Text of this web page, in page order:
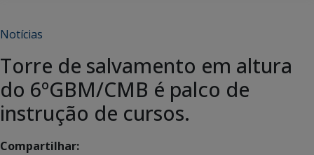
Notícias
Torre de salvamento em altura
do 6ºGBM/CMB é palco de
instrução de cursos.
Compartilhar: